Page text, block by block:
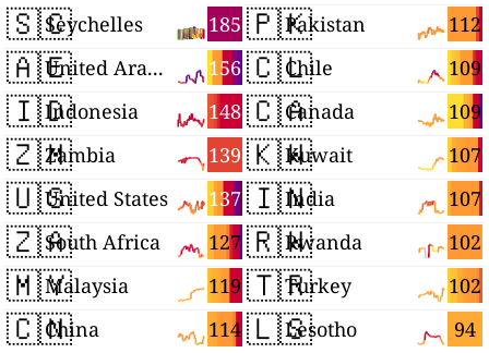
🇸🇨 185
Seychelles
🇦🇪 156
United Arab Emirates
🇮🇩 148
Indonesia
🇿🇲 139
Zambia
🇺🇸 137
United States
🇿🇦 127
South Africa
🇲🇾 119
Malaysia
🇨🇳 114
China
🇵🇰 112
Pakistan
🇨🇱 109
Chile
🇨🇦 109
Canada
🇰🇼 107
Kuwait
🇮🇳 107
India
🇷🇼 102
Rwanda
🇹🇷 102
Turkey
🇱🇸 94
Lesotho